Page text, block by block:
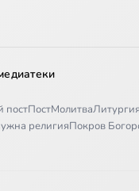
постПостМолитваЛитургия
религияПокров